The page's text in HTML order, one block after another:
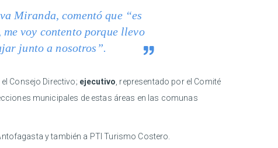
Miranda, comentó que “es
voy contento porque llevo
junto a nosotros”.
Consejo Directivo; ejecutivo , representado por el Comité
municipales de estas áreas en las comunas
y también a PTI Turismo Costero.